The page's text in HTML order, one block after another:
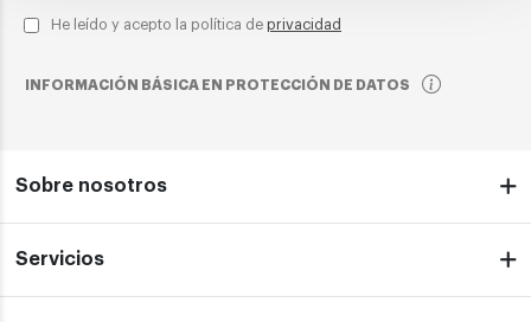
He leído y acepto la política de privacidad
INFORMACIÓN BÁSICA EN PROTECCIÓN DE DATOS
Sobre nosotros
Servicios